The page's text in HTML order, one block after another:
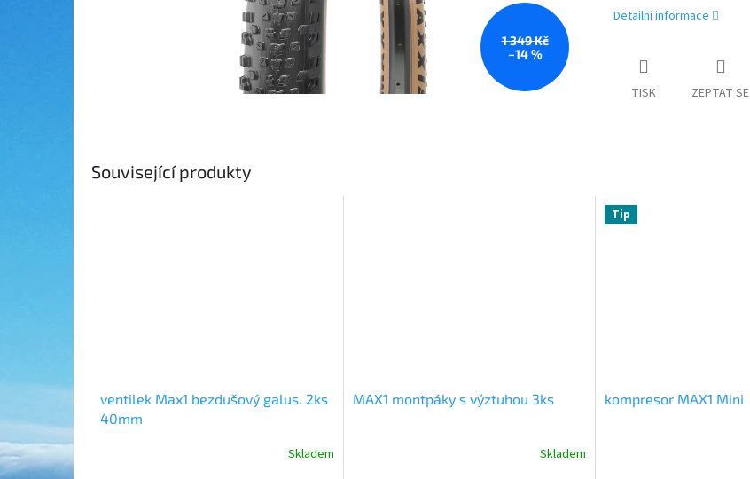
1 349 Kč
–14 %
Detailní informace
TISK ZEPTAT SE
Související produkty
ventilek Max1 bezdušový galus. 2ks
40mm
Skladem
MAX1 montpáky s výztuhou 3ks
Skladem
Tip
kompresor MAX1 Mini